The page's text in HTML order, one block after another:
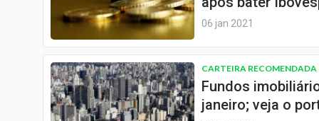
Internacional
Marketing
Tecnologia
Conteúdo de Marca
06 jan 2021
CARTEIRA RECOMENDADA
Fundos
janeiro; veja o